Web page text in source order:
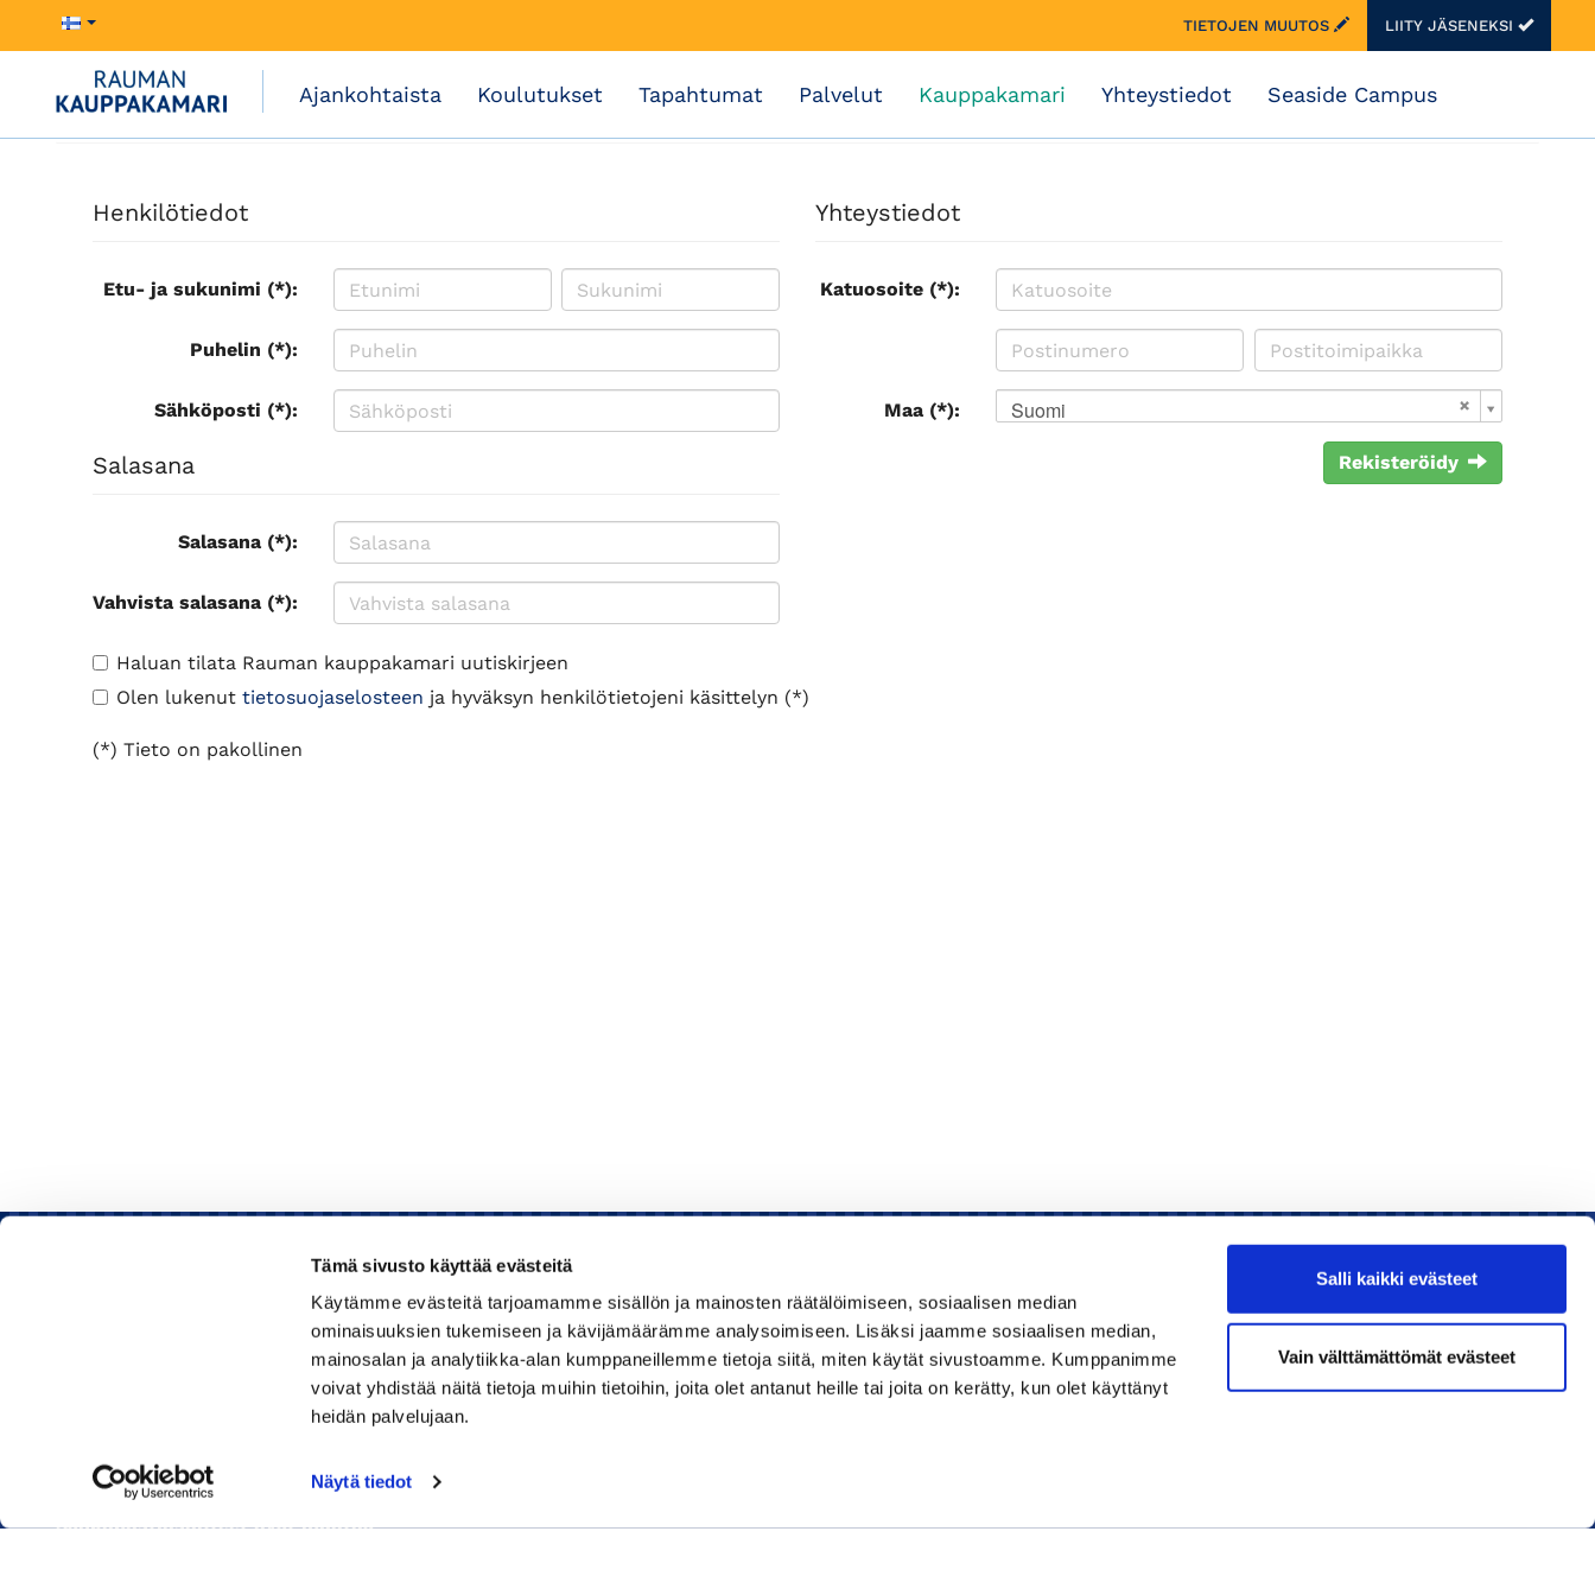
Tämä sivusto käyttää evästeitä
Käytämme evästeitä tarjoamamme sisällön ja mainosten räätälöimiseen, sosiaalisen median
ominaisuuksien tukemiseen ja kävijämäärämme analysoimiseen. Lisäksi jaamme sosiaalisen median,
mainosalan ja analytiikka-alan kumppaneillemme tietoja siitä, miten käytät sivustoamme. Kumppanimme
voivat yhdistää näitä tietoja muihin tietoihin, joita olet antanut heille tai joita on kerätty, kun olet käyttänyt
heidän palvelujaan.
Näytä tiedot
Salli kaikki evästeet
Vain välttämättömät evästeet
TIETOJEN MUUTOS LIITY JÄSENEKSI
Ajankohtaista Koulutukset Tapahtumat Palvelut Kauppakamari Yhteystiedot Seaside Campus
Henkilötiedot
Etu- ja sukunimi (*):
Puhelin (*):
Sähköposti (*):
Salasana
Salasana (*):
Vahvista salasana (*):
Yhteystiedot
Katuosoite (*):
Maa (*): Suomi
Rekisteröidy
Haluan tilata Rauman kauppakamari uutiskirjeen
Olen lukenut tietosuojaselosteen ja hyväksyn henkilötietojeni käsittelyn (*)
(*) Tieto on pakollinen
Rauman kauppakamari
Huom! Vientikaupan asiakirjoihin liittyvät kyselyt
040 1828 268(Heini Yli-Antola)
Sähköpostiosoitteet ovat muotoa
Kauppakamari
Koulutukset ja tapahtumat
Liity jäseneksi